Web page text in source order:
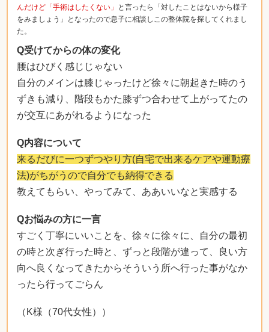
んだけど「手術はしたくない」
と言ったら「対したことはないから様子
をみましょう」となったので息子に相談しこの整体院を探してくれまし
た。
Q受けてからの体の変化
腰はひびく感じじゃない
自分のメインは膝じゃったけど徐々に朝起きた時のう
ずきも減り、階段もかた膝ずつ合わせて上がってたの
が交互にあがれるようになった
Q内容について
来るだびに一つずつやり方(自宅で出来るケアや運動療
法)がちがうので自分でも納得できる
教えてもらい、やってみて、ああいいなと実感する
Qお悩みの方に一言
すごく丁寧にいいことを、徐々に徐々に、自分の最初
の時と次ぎ行った時と、ずっと段階が違って、良い方
向へ良くなってきたからそういう所へ行った事がなか
ったら行ってごらん
（K様（70代女性））